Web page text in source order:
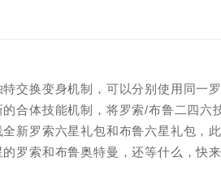
交换变身机制，可以分别使用同一
合体技能机制，将罗索/布鲁二四六
新罗索六星礼包和布鲁六星礼包，
罗索和布鲁奥特曼，还等什么，快